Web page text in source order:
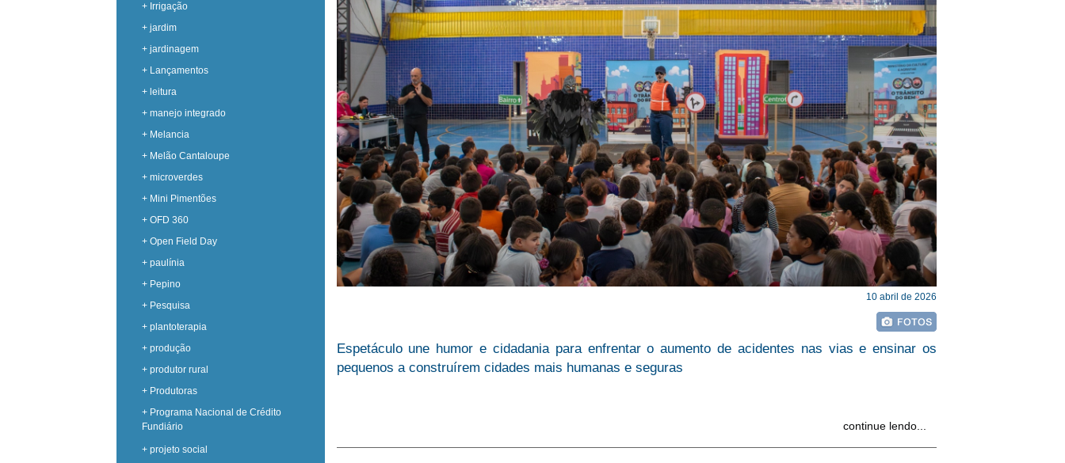
+ Irrigação
+ jardim
+ jardinagem
+ Lançamentos
+ leitura
+ manejo integrado
+ Melancia
+ Melão Cantaloupe
+ microverdes
+ Mini Pimentões
+ OFD 360
+ Open Field Day
+ paulínia
+ Pepino
+ Pesquisa
+ plantoterapia
+ produção
+ produtor rural
+ Produtoras
+ Programa Nacional de Crédito
Fundiário
+ projeto social
10 abril de 2026
Espetáculo une humor e cidadania para enfrentar o aumento de acidentes nas vias e ensinar os
pequenos a construírem cidades mais humanas e seguras
continue lendo...